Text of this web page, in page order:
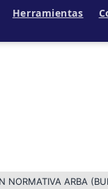
Herramientas
NORMATIVA ARBA